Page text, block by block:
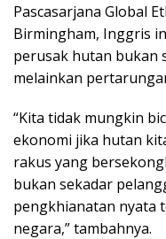
Pascasarjana Global
Birmingham, Inggris
perusak hutan bukan
melainkan
“Kita tidak mungkin
ekonomi jika hutan
rakus yang
bukan sekadar
pengkhianatan nyata
negara,” tambahnya.